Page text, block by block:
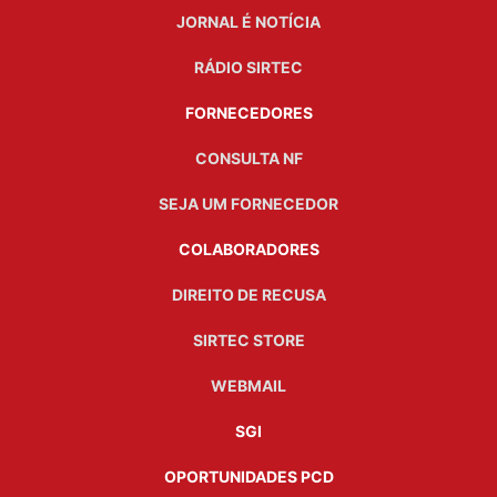
JORNAL É NOTÍCIA
RÁDIO SIRTEC
FORNECEDORES
CONSULTA NF
SEJA UM FORNECEDOR
COLABORADORES
DIREITO DE RECUSA
SIRTEC STORE
WEBMAIL
SGI
OPORTUNIDADES PCD